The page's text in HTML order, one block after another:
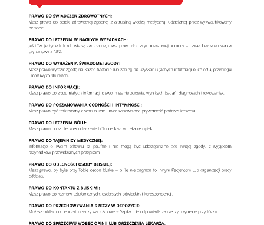
DLA PACJENTA
O NAS
KONTAKT
ONKOLOGIA
STOMATOLOGIA
SZUKAJ